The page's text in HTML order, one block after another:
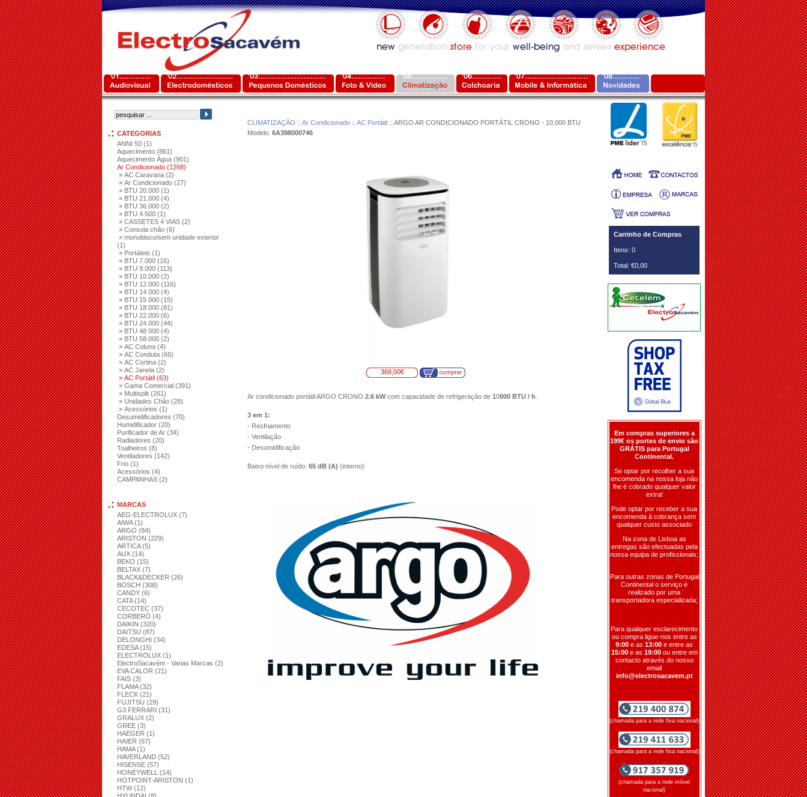
CATEGORIAS
ANNI 50 (1)
Aquecimento (861)
Aquecimento Água (901)
Ar Condicionado (1268)
» AC Caravana (2)
» Ar Condicionado (27)
» BTU 20.000 (1)
» BTU 21.000 (4)
» BTU 36.000 (2)
» BTU 4.500 (1)
» CASSETES 4 VIAS (2)
» Consola chão (6)
» monobloco/sem unidade exterior
(1)
» Portáteis (1)
» BTU 7.000 (16)
» BTU 9.000 (113)
» BTU 10.000 (2)
» BTU 12.000 (116)
» BTU 14 000 (4)
» BTU 15 000 (15)
» BTU 18.000 (81)
» BTU 22.000 (6)
» BTU 24.000 (44)
» BTU 48 000 (4)
» BTU 58.000 (2)
» AC Coluna (4)
» AC Conduta (66)
» AC Cortina (2)
» AC Janela (2)
» AC Portátil (63)
» Gama Comercial (391)
» Multisplit (261)
» Unidades Chão (28)
» Acessórios (1)
Desumidificadores (70)
Humidificador (20)
Purificador de Ar (34)
Radiadores (20)
Toalheiros (8)
Ventiladores (142)
Frio (1)
Acessórios (4)
CAMPANHAS (2)
MARCAS
AEG-ELECTROLUX (7)
AIWA (1)
ARGO (84)
ARISTON (229)
ARTICA (5)
AUX (14)
BEKO (15)
BELTAX (7)
BLACK&DECKER (26)
BOSCH (308)
CANDY (6)
CATA (14)
CECOTEC (37)
CORBERÓ (4)
DAIKIN (320)
DAITSU (87)
DELONGHI (34)
EDESA (15)
ELECTROLUX (1)
ElectroSacavém - Varias Marcas (2)
EVA CALOR (21)
FAIS (3)
FLAMA (32)
FLECK (21)
FUJITSU (29)
G3 FERRARI (31)
GRALUX (2)
GREE (3)
HAEGER (1)
HAIER (67)
HAMA (1)
HAVERLAND (52)
HISENSE (57)
HONEYWELL (14)
HOTPOINT-ARISTON (1)
HTW (12)
CLIMATIZAÇÃO :: Ar Condicionado:: AC Portátil:: ARGO AR CONDICIONADO PORTÁTIL CRONO - 10.000 BTU
Modelo: 6A398000746
368,00€
Ar condicionado portátil ARGO CRONO 2.6 kWcom capacidade de refrigeração de 10000 BTU / h
3 em 1:
- Resfriamento
- Ventilação
- Desumidificação
Baixo nível de ruído: 65 dB (A) (interno)
Carrinho de Compras
Itens: 0
Total: €0,00
Em compras superiores a
199€ os portes de envio são
GRÁTIS para Portugal
Continental.
Se optar por recolher a sua
encomenda na nossa loja não
lhe é cobrado qualquer valor
extra!
Pode optar por receber a sua
encomenda à cobrança sem
qualquer custo associado
Na zona de Lisboa as
entregas são efectuadas pela
nossa equipa de profissionais;
Para outras zonas de Portugal
Continental o serviço é
realizado por uma
transportadora especializada;
Para qualquer esclarecimento
ou compra ligue-nos entre as
9:00 e as 13:00 e entre as
15:00e as 19:00 ou entre em
contacto através do nosso
email
info@electrosacavem.pt
(chamada para a rede fixa nacional)
(chamada para a rede fixa nacional)
(chamada para a rede móvel
nacional)